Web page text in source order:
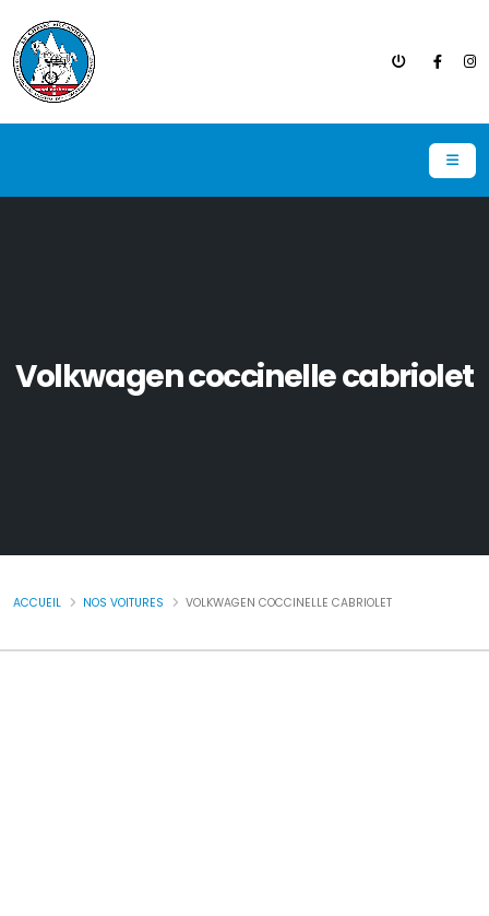
Volkwagen coccinelle cabriolet
ACCUEIL NOS VOITURES VOLKWAGEN COCCINELLE CABRIOLET